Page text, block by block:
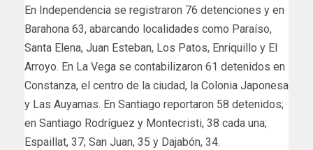
En Independencia se registraron 76 detenciones y en
Barahona 63, abarcando localidades como Paraíso,
Santa Elena, Juan Esteban, Los Patos, Enriquillo y El
Arroyo. En La Vega se contabilizaron 61 detenidos en
Constanza, el centro de la ciudad, la Colonia Japonesa
y Las Auyamas. En Santiago reportaron 58 detenidos;
en Santiago Rodríguez y Montecristi, 38 cada una;
Espaillat, 37; San Juan, 35 y Dajabón, 34.